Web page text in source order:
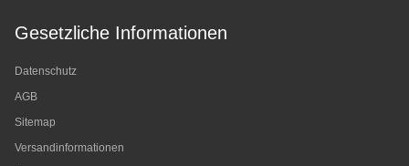
Gesetzliche Informationen
Datenschutz
AGB
Sitemap
Versandinformationen